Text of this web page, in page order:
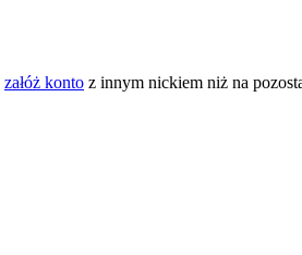
załóż konto z innym nickiem niż na